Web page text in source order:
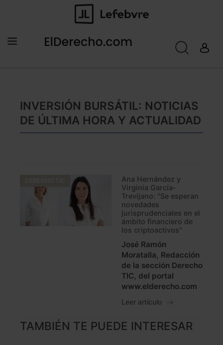
INVERSIÓN BURSÁTIL: NOTICIAS
DE ÚLTIMA HORA Y ACTUALIDAD
Ana Hernández y
Virginia García-
Trevijano: "Se esperan
novedades
jurisprudenciales en el
ámbito financiero de
los criptoactivos"
José Ramón
Moratalla, Redacción
de la sección Derecho
TIC, del portal
www.elderecho.com
Leer artículo
TAMBIÉN TE PUEDE INTERESAR